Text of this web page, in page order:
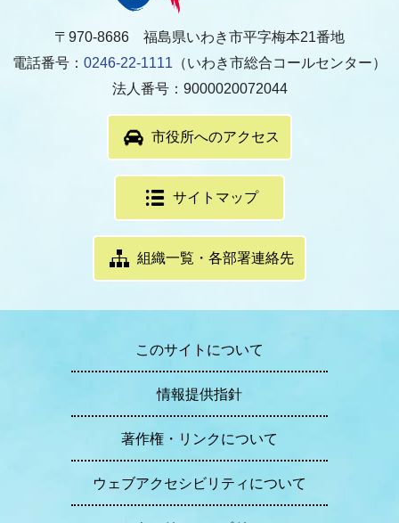
〒970-8686 福島県いわき市平字梅本21番地
電話番号： 0246-22-1111 （いわき市総合コールセンター）
法人番号：9000020072044
市役所へのアクセス
サイトマップ
組織一覧・各部署連絡先
このサイトについて
情報提供指針
著作権・リンクについて
ウェブアクセシビリティについて